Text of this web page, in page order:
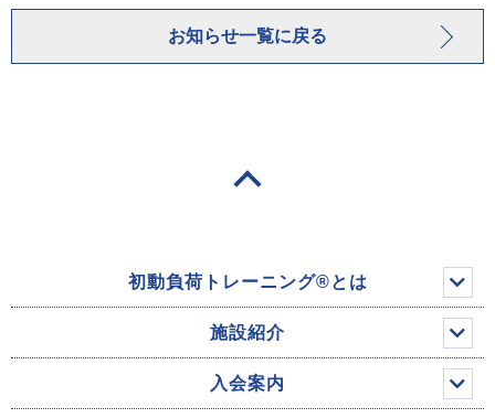
お知らせ一覧に戻る
初動負荷トレーニング®とは
施設紹介
入会案内